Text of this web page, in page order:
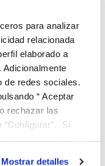
para analizar
relacionada
elaborado a
Adicionalmente
de redes sociales.
“ Aceptar
rechazar las
“Configurar”. Si
Mostrar detalles
para ser más
de Hidraqua